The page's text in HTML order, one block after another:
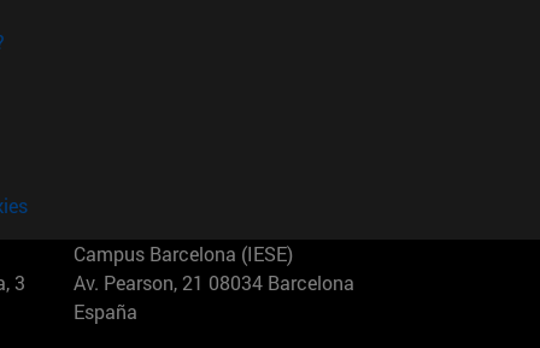
3
Campus Barcelona (IESE)
Av. Pearson, 21 08034 Barcelona
España